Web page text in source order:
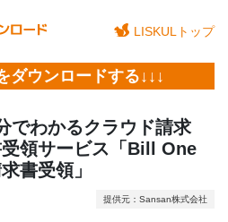
LISKULトップ
ダウンロードする↓↓↓
でわかるクラウド請求
領サービス「Bill One
書受領」
提供元：Sansan株式会社